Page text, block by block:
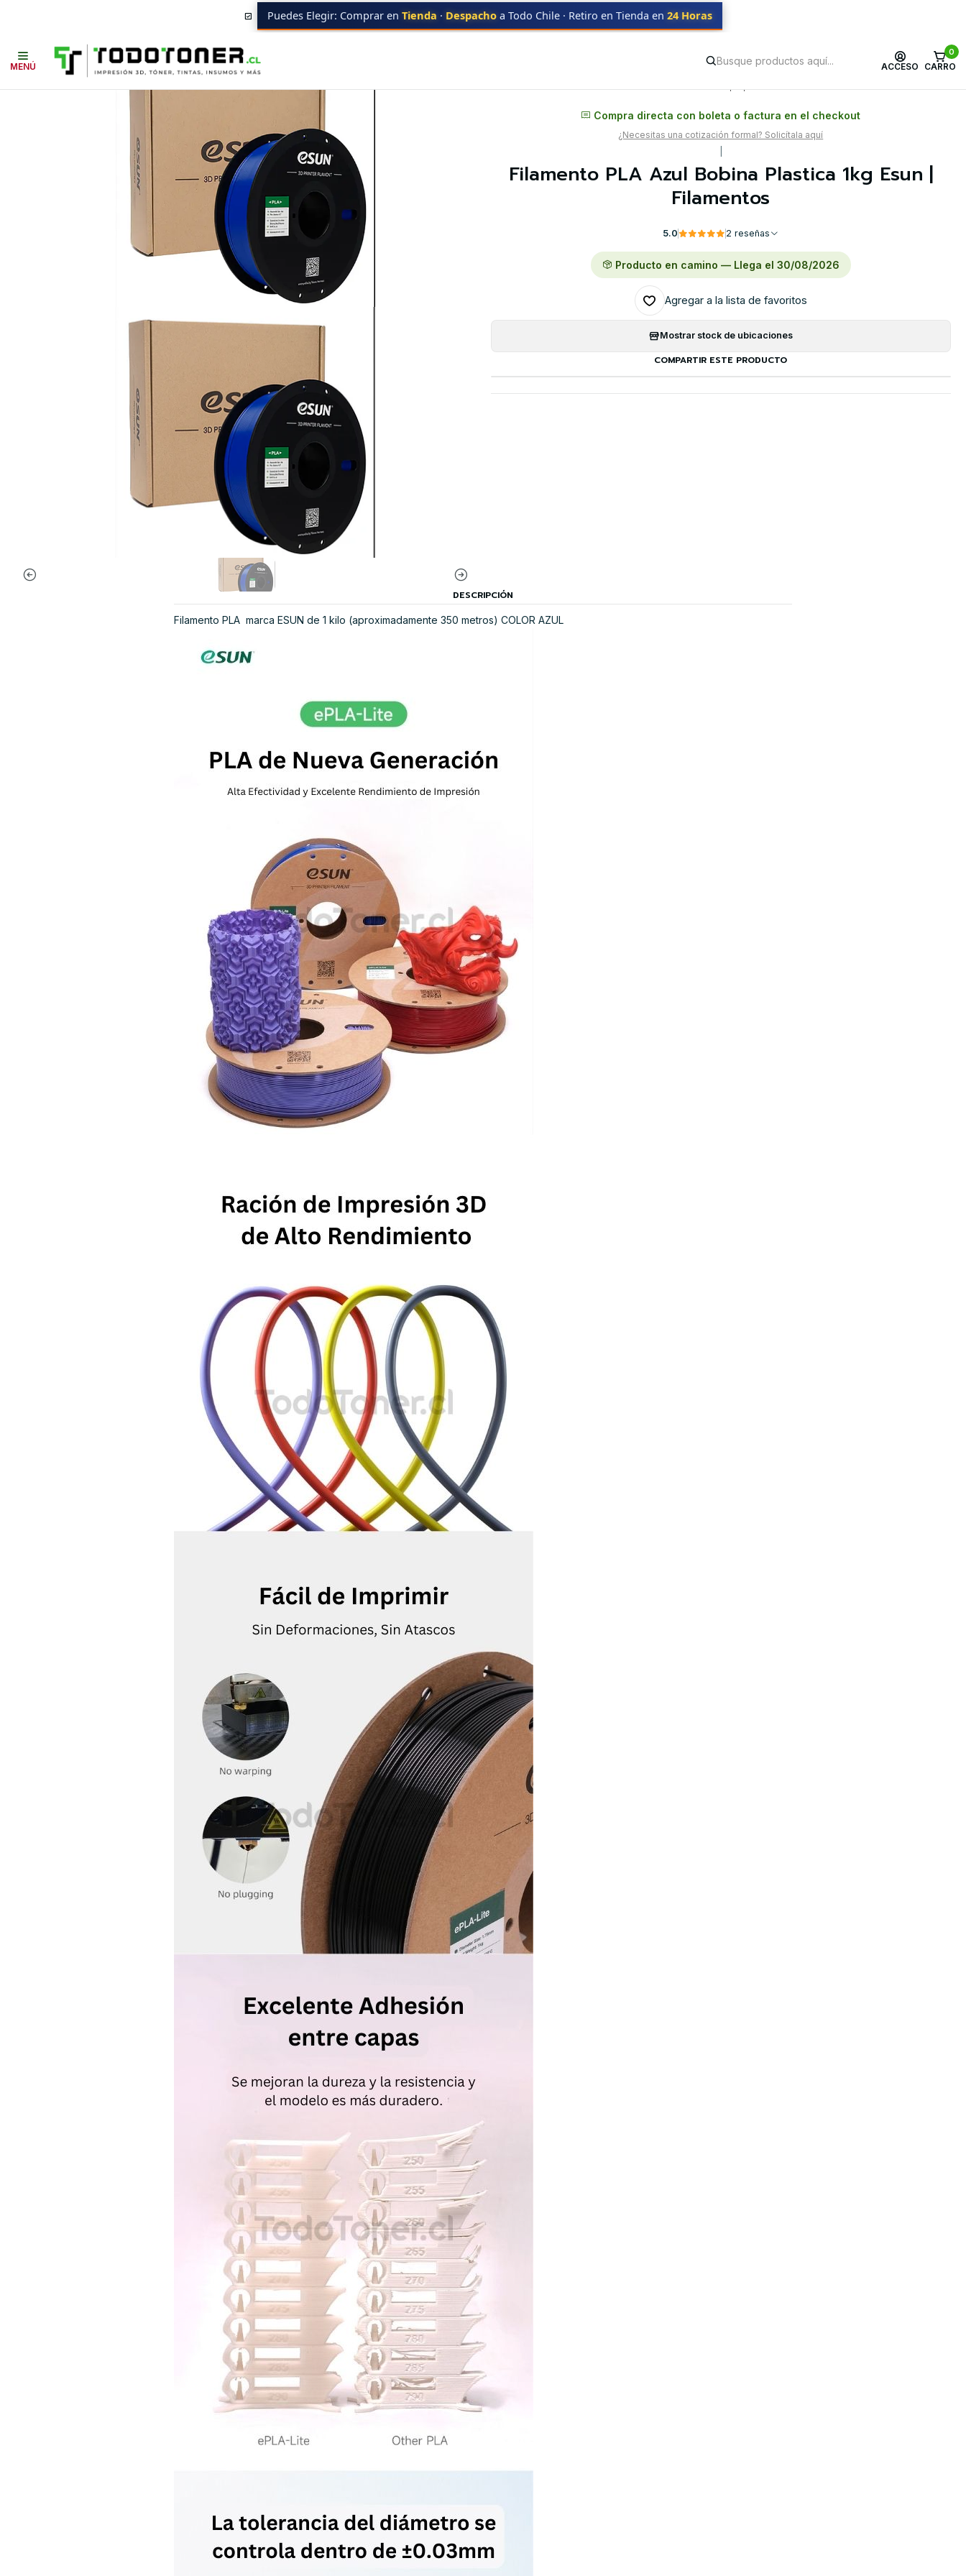
MENÚ ACCESO
0
CARRO
Puedes Elegir: Comprar en Tienda · Despacho a Todo Chile · Retiro en Tienda en 24 Horas
PLA ALTA VELOCIDAD BASIC ESUN Filamento PLA Azul Bobina Plastica 1kg Esun | Filamentos
Compra directa con boleta o factura en el checkout
¿Necesitas una cotización formal? Solicítala aquí
Filamento PLA Azul Bobina Plastica 1kg Esun |
Filamentos
5.0 2 reseñas
Producto en camino — Llega el 30/08/2026
Agregar a la lista de favoritos
Mostrar stock de ubicaciones
COMPARTIR ESTE PRODUCTO
DESCRIPCIÓN
Filamento PLA marca ESUN de 1 kilo (aproximadamente 350 metros) COLOR AZUL